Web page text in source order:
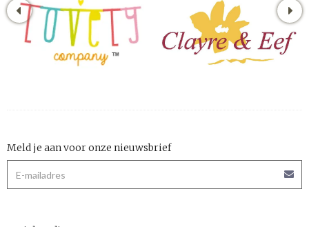
Meld je aan voor onze nieuwsbrief